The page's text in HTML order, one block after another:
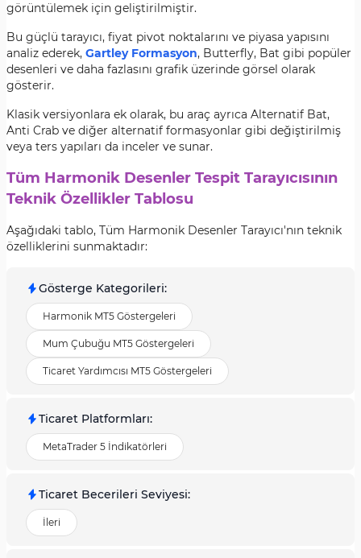
görüntülemek için geliştirilmiştir.
Bu güçlü tarayıcı, fiyat pivot noktalarını ve piyasa yapısını
analiz ederek, Gartley Formasyon, Butterfly, Bat gibi popüler
desenleri ve daha fazlasını grafik üzerinde görsel olarak
gösterir.
Klasik versiyonlara ek olarak, bu araç ayrıca Alternatif Bat,
Anti Crab ve diğer alternatif formasyonlar gibi değiştirilmiş
veya ters yapıları da inceler ve sunar.
Tüm Harmonik Desenler Tespit Tarayıcısının
Teknik Özellikler Tablosu
Aşağıdaki tablo, Tüm Harmonik Desenler Tarayıcı'nın teknik
özelliklerini sunmaktadır:
Gösterge Kategorileri:
Harmonik MT5 Göstergeleri
Mum Çubuğu MT5 Göstergeleri
Ticaret Yardımcısı MT5 Göstergeleri
Ticaret Platformları:
MetaTrader 5 İndikatörleri
Ticaret Becerileri Seviyesi:
İleri